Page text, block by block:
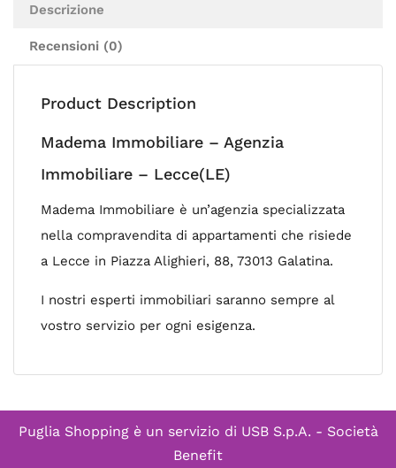
Descrizione
Recensioni (0)
Product Description
Madema Immobiliare – Agenzia
Immobiliare – Lecce(LE)
Madema Immobiliare è un’agenzia specializzata
nella compravendita di appartamenti che risiede
a Lecce in Piazza Alighieri, 88, 73013 Galatina.
I nostri esperti immobiliari saranno sempre al
vostro servizio per ogni esigenza.
Puglia Shopping è un servizio di USB S.p.A. - Società
Benefit